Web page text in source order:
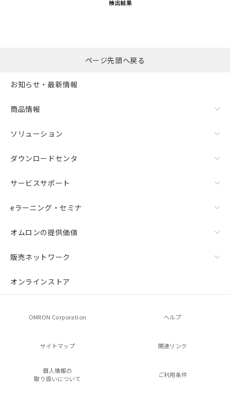
ページ先頭へ戻る
お知らせ・最新情報
商品情報
ソリューション
ダウンロードセンタ
サービスサポート
eラーニング・セミナ
オムロンの提供価値
販売ネットワーク
オンラインストア
OMRON Corporation ヘルプ
サイトマップ 関連リンク
個人情報の
取り扱いについて
ご利用条件